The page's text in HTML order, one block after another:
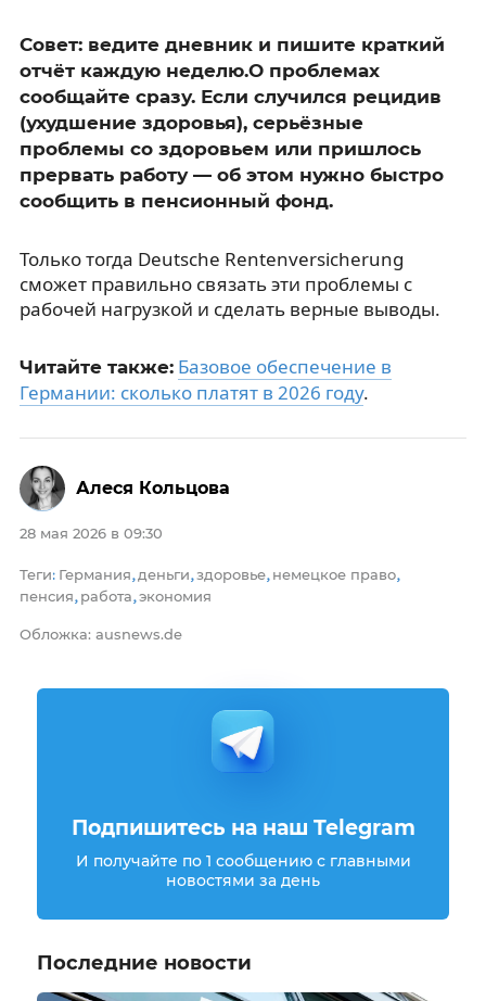
Совет: ведите дневник и пишите краткий
отчёт каждую неделю.О проблемах
сообщайте сразу. Если случился рецидив
(ухудшение здоровья), серьёзные
проблемы со здоровьем или пришлось
прервать работу — об этом нужно быстро
сообщить в пенсионный фонд.
Только тогда Deutsche Rentenversicherung
сможет правильно связать эти проблемы с
рабочей нагрузкой и сделать верные выводы.
Читайте также: Базовое обеспечение в
Германии: сколько платят в 2026 году.
28 мая 2026 в 09:30
Теги: Германия, деньги,здоровье, немецкое право,
пенсия, работа,экономия
Обложка: ausnews.de
Алеся Кольцова
Подпишитесь на наш Telegram
И получайте по 1 сообщению с главными
новостями за день
Последние новости